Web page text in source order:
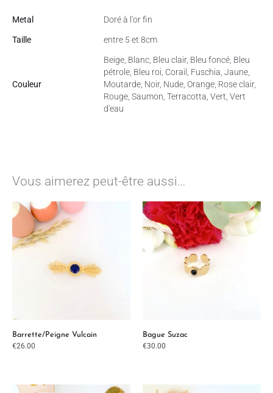
Metal Doré à l'or fin
Taille entre 5 et 8cm
Couleur
Beige, Blanc, Bleu clair, Bleu foncé, Bleu
pétrole, Bleu roi, Corail, Fuschia, Jaune,
Moutarde, Noir, Nude, Orange, Rose clair,
Rouge, Saumon, Terracotta, Vert, Vert
d'eau
Vous aimerez peut-être aussi…
Barrette/peigne Vulcain
€26.00
Bague Suzac
€30.00